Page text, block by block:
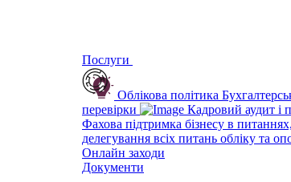
Послуги
Облікова політика
перевірки
Кадровий аудит і
Фахова підтримка бізнесу в
делегування всіх питань обліку та
Онлайн заходи
Документи